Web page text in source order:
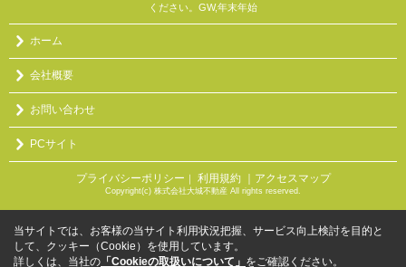
ください。GW,年末年始
ホーム
会社概要
お問い合わせ
PCサイト
プライバシーポリシー ｜ 利用規約 ｜アクセスマップ
Copyright(c) 株式会社大城不動産 All rights reserved.
当サイトでは、お客様の当サイト利用状況把握、サービス向上検討を目的と
して、クッキー（Cookie）を使用しています。
詳しくは、当社の 「Cookieの取扱いについて」 をご確認ください。